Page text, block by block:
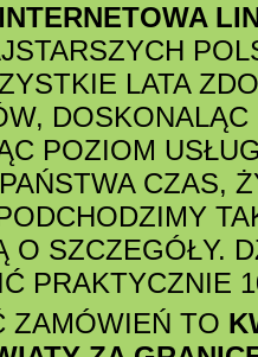
LATA
POZIOM
CZAS,
O SZCZEGÓŁY.
PRAKTYCZNIE
ZAMÓWIEŃ TO